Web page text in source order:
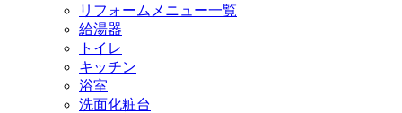
リフォームメニュー一覧
給湯器
トイレ
キッチン
浴室
洗面化粧台